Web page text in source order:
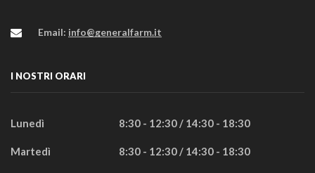
Email: info@generalfarm.it
I NOSTRI ORARI
Lunedì 8:30 - 12:30 / 14:30 - 18:30
Martedì 8:30 - 12:30 / 14:30 - 18:30